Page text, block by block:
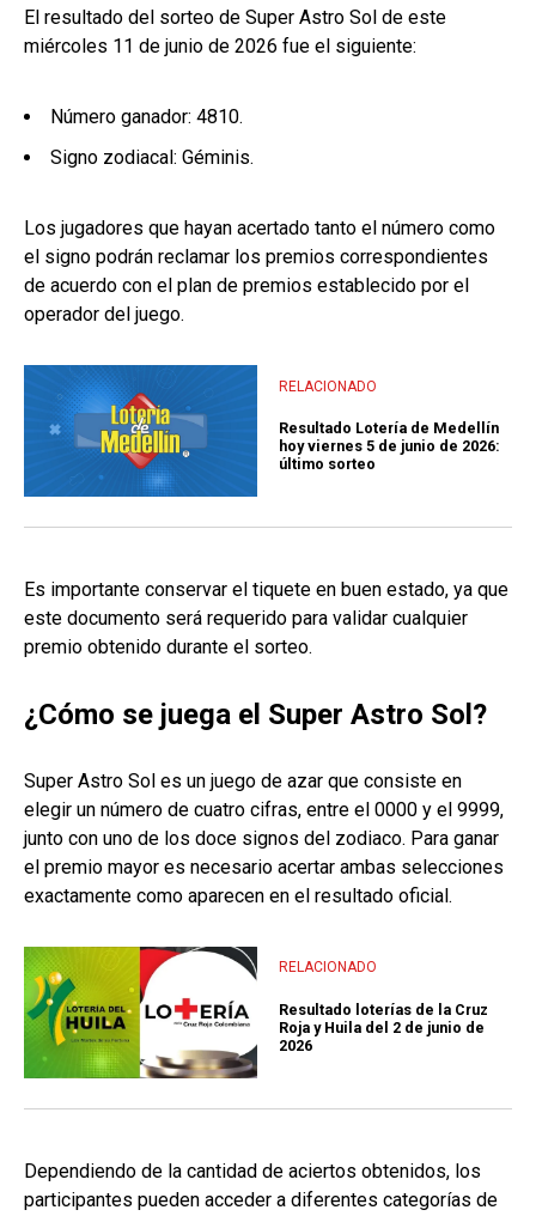
El resultado del sorteo de Super Astro Sol de este
miércoles 11 de junio de 2026 fue el siguiente:
Número ganador: 4810.
Signo zodiacal: Géminis.
Los jugadores que hayan acertado tanto el número como
el signo podrán reclamar los premios correspondientes
de acuerdo con el plan de premios establecido por el
operador del juego.
RELACIONADO
Resultado Lotería de Medellín
hoy viernes 5 de junio de 2026:
último sorteo
Es importante conservar el tiquete en buen estado, ya que
este documento será requerido para validar cualquier
premio obtenido durante el sorteo.
¿Cómo se juega el Super Astro Sol?
Super Astro Sol es un juego de azar que consiste en
elegir un número de cuatro cifras, entre el 0000 y el 9999,
junto con uno de los doce signos del zodiaco. Para ganar
el premio mayor es necesario acertar ambas selecciones
exactamente como aparecen en el resultado oficial.
RELACIONADO
Resultado loterías de la Cruz
Roja y Huila del 2 de junio de
2026
Dependiendo de la cantidad de aciertos obtenidos, los
participantes pueden acceder a diferentes categorías de